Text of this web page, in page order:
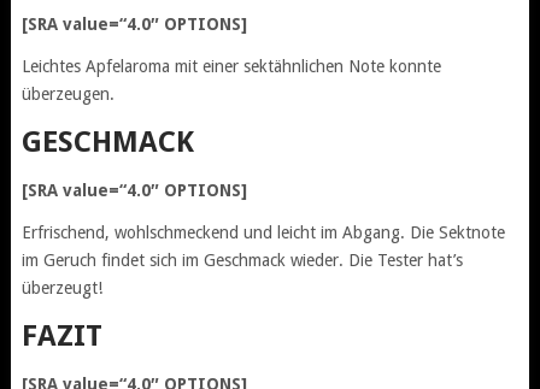
[SRA value=“4.0″ OPTIONS]
Leichtes Apfelaroma mit einer sektähnlichen Note konnte
überzeugen.
GESCHMACK
[SRA value=“4.0″ OPTIONS]
Erfrischend, wohlschmeckend und leicht im Abgang. Die Sektnote
im Geruch findet sich im Geschmack wieder. Die Tester hat’s
überzeugt!
FAZIT
[SRA value=“4.0″ OPTIONS]